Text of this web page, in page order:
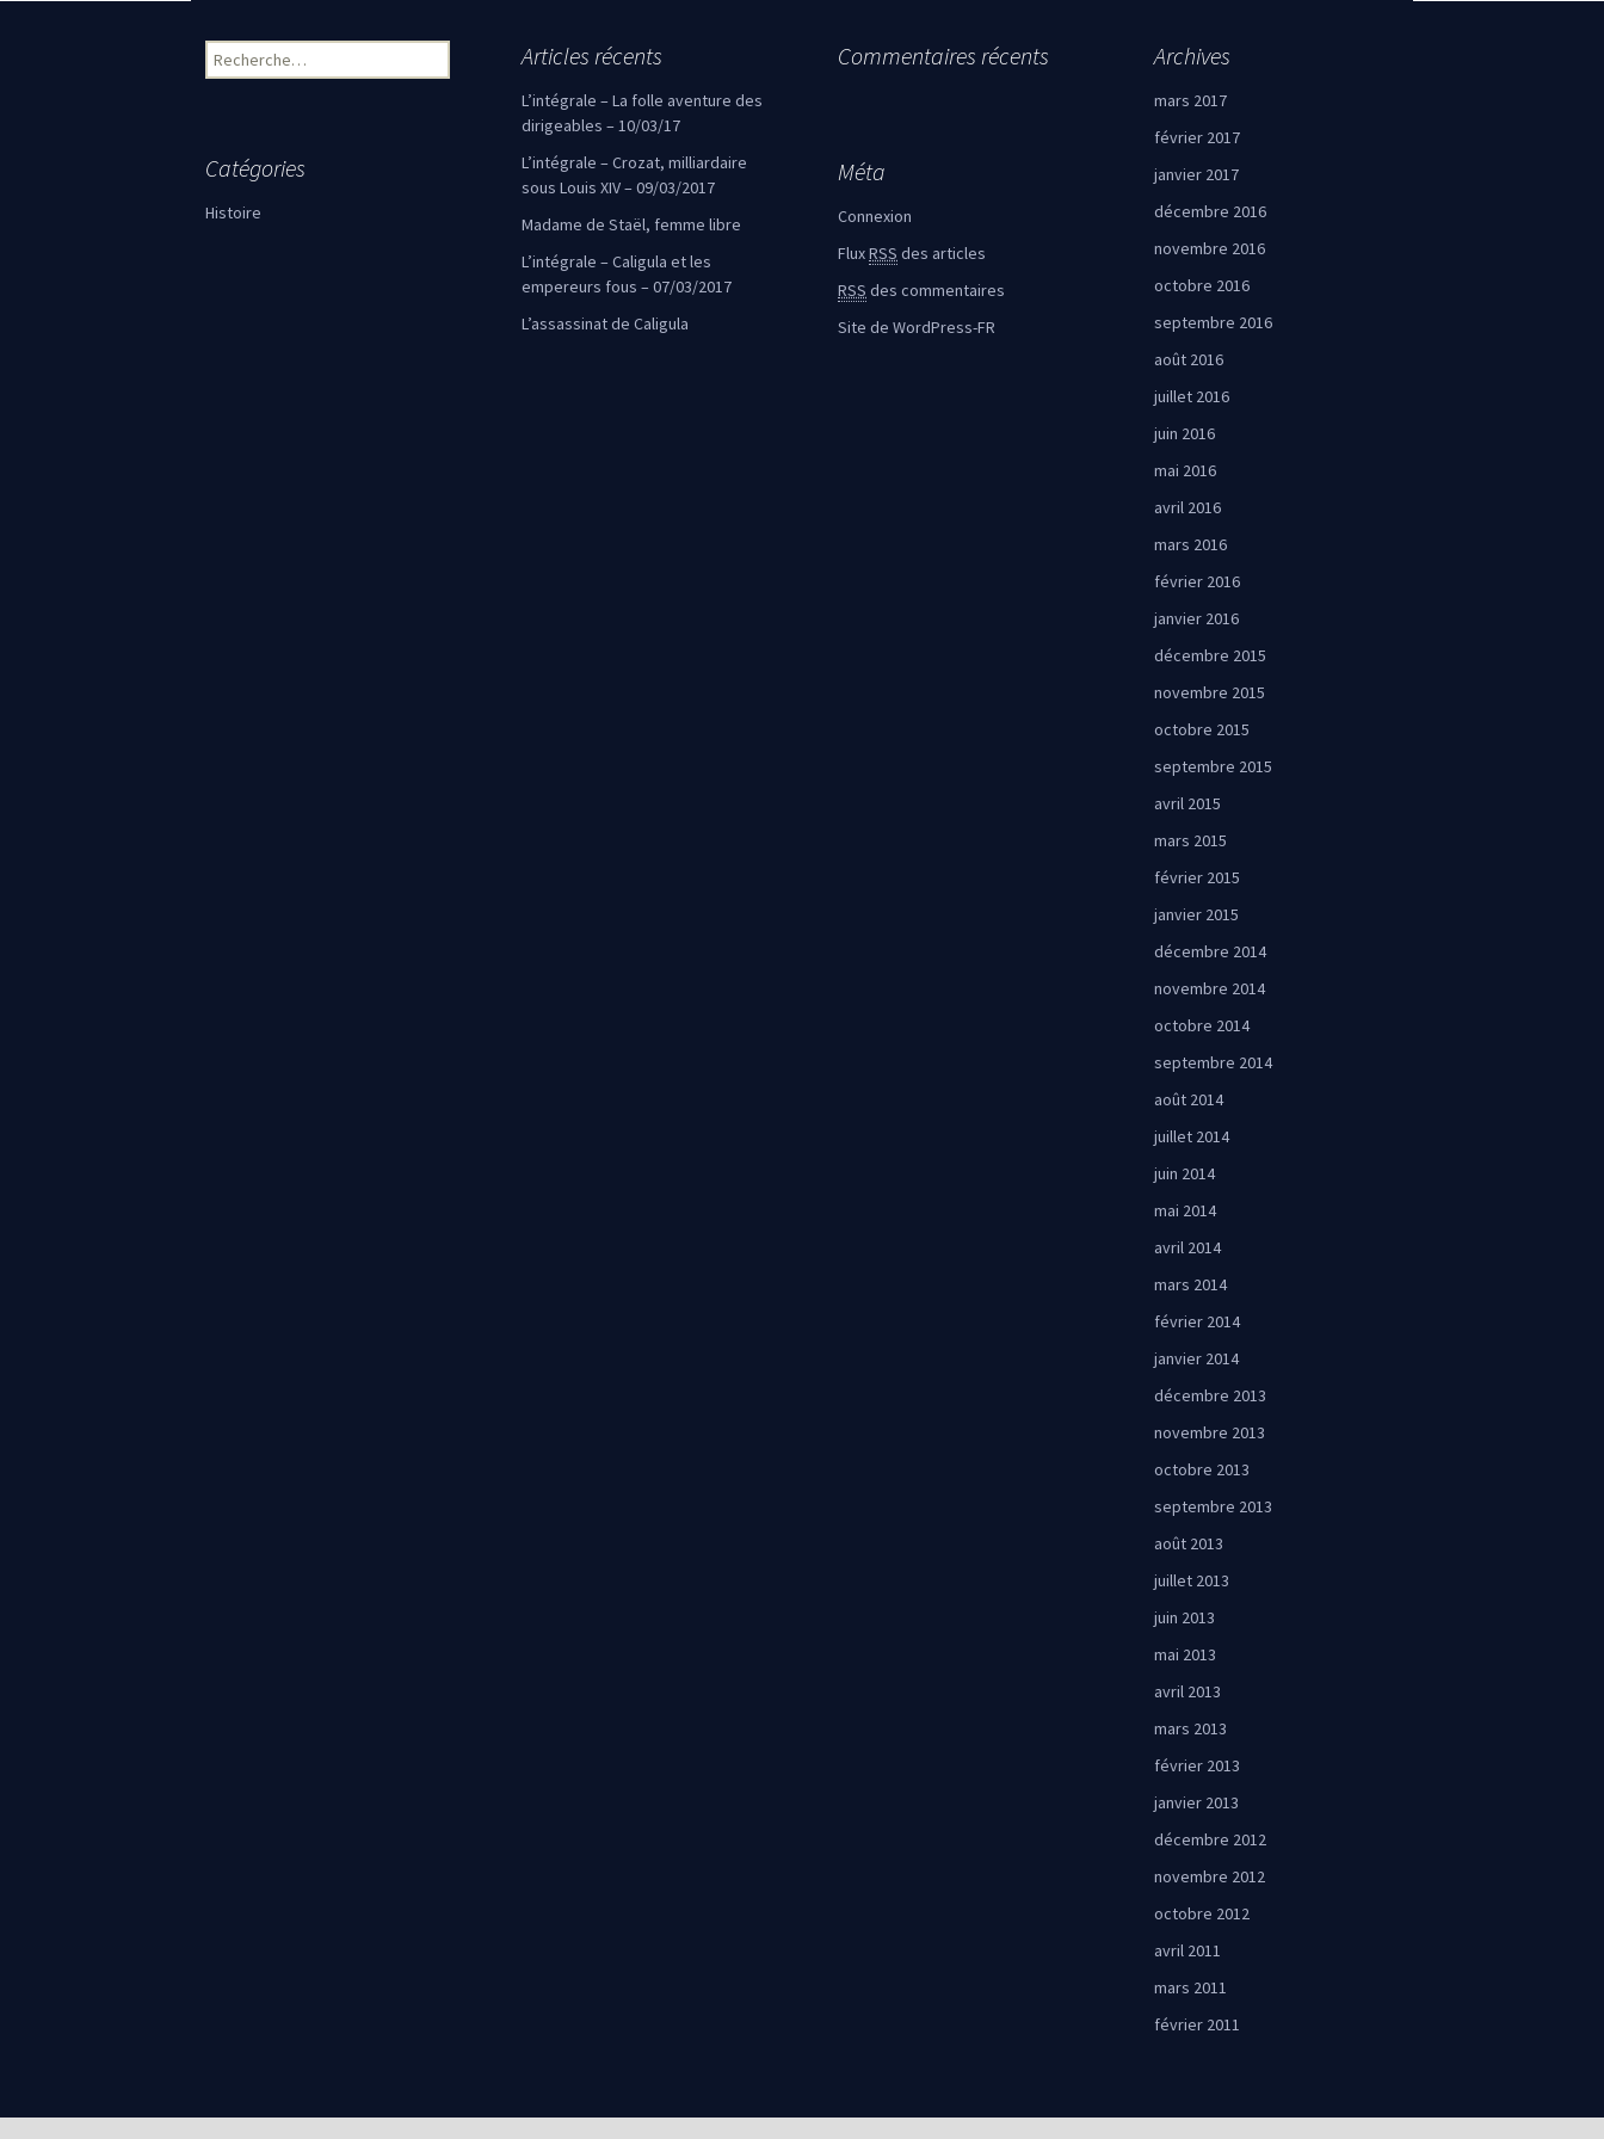
Rechercher : Articles récents
L’intégrale – La folle aventure des
dirigeables – 10/03/17
L’intégrale – Crozat, milliardaire
sous Louis XIV – 09/03/2017
Madame de Staël, femme libre
L’intégrale – Caligula et les
empereurs fous – 07/03/2017
L’assassinat de Caligula
Commentaires récents Archives
mars 2017
février 2017
janvier 2017
décembre 2016
novembre 2016
octobre 2016
septembre 2016
août 2016
juillet 2016
juin 2016
mai 2016
avril 2016
mars 2016
février 2016
janvier 2016
décembre 2015
novembre 2015
octobre 2015
septembre 2015
avril 2015
mars 2015
février 2015
janvier 2015
décembre 2014
novembre 2014
octobre 2014
septembre 2014
août 2014
juillet 2014
juin 2014
mai 2014
avril 2014
mars 2014
février 2014
janvier 2014
décembre 2013
novembre 2013
octobre 2013
septembre 2013
août 2013
juillet 2013
juin 2013
mai 2013
avril 2013
mars 2013
février 2013
janvier 2013
décembre 2012
novembre 2012
octobre 2012
avril 2011
mars 2011
février 2011
Catégories
Histoire
Méta
Connexion
FluxRSS des articles
RSS des commentaires
Site de WordPress-FR